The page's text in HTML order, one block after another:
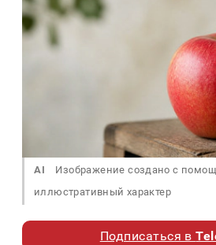
AI
Изображение создано с
иллюстративный характер
Подписаться в